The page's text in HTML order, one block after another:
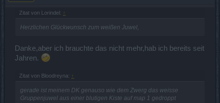
Zitat von Lorindel: ↑
Herzlichen Glückwunsch zum weißen Juwel,
Danke,aber ich brauchte das nicht mehr,hab ich bereits seit
Jahren.
Zitat von Bloodreyna: ↑
gerade ist meinem DK genauso wie dem Zwerg das weisse
Gruppenjuwel aus einer blutigen Kiste auf map 1 gedroppt